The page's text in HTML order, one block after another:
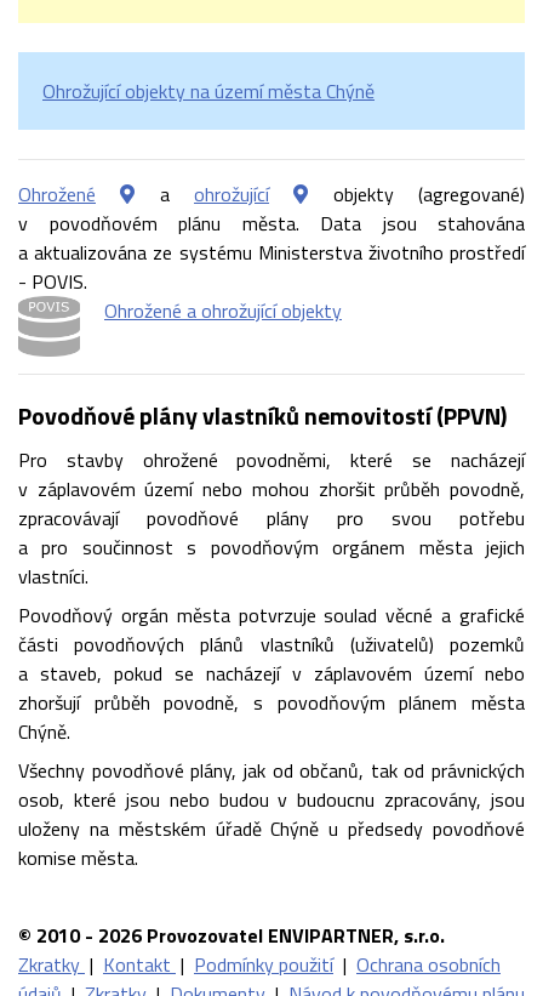
Ohrožující objekty na území města Chýně
Ohrožené aohrožující
objekty (agregované)
v povodňovém plánu města. Data jsou stahována
a aktualizována ze systému Ministerstva životního prostředí
- POVIS.
Ohrožené a ohrožující objekty
Povodňové plány vlastníků nemovitostí (PPVN)
Pro stavby ohrožené povodněmi, které se nacházejí
v záplavovém území nebo mohou zhoršit průběh povodně,
zpracovávají povodňové plány pro svou potřebu
a pro součinnost s povodňovým orgánem města jejich
vlastníci.
Povodňový orgán města potvrzuje soulad věcné a grafické
části povodňových plánů vlastníků (uživatelů) pozemků
a staveb, pokud se nacházejí v záplavovém území nebo
zhoršují průběh povodně, s povodňovým plánem města
Chýně.
Všechny povodňové plány, jak od občanů, tak od právnických
osob, které jsou nebo budou v budoucnu zpracovány, jsou
uloženy na městském úřadě Chýně u předsedy povodňové
komise města.
© 2010 - 2026 Provozovatel ENVIPARTNER, s.r.o.
Zkratky | Kontakt | Podmínky použití | Ochrana osobních